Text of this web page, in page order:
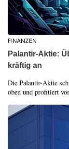
FINANZEN
Palantir-Aktie:
kräftig an
Die Palantir-Aktie
oben und profitiert